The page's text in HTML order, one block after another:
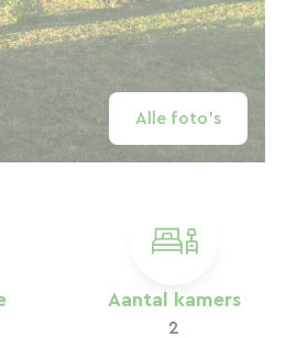
Alle foto's
Aantal kamers
2